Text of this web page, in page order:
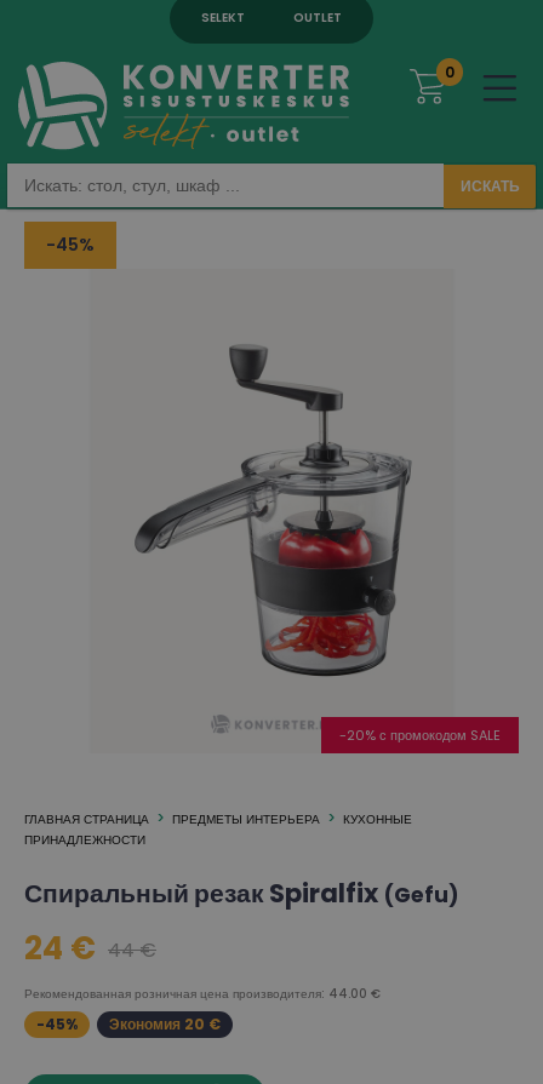
SELEKT OUTLET
0
ИСКАТЬ
-45%
-20% с промокодом SALE
ГЛАВНАЯ СТРАНИЦА ПРЕДМЕТЫ ИНТЕРЬЕРА
КУХОННЫЕ
ПРИНАДЛЕЖНОСТИ
Спиральный резак Spiralfix (Gefu)
24 € 44 €
Рекомендованная розничная цена производителя: 44.00 €
-45% Экономия 20 €